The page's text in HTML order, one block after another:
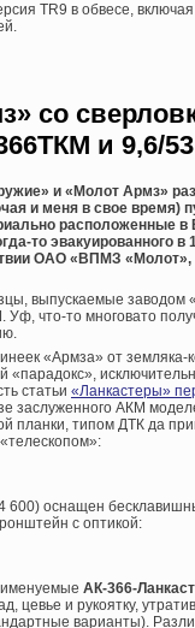
TR9 в обвесе,
со
и 9,6/53
и «Молот Армз»
и меня в свое время)
расположенные в
то эвакуированного в
ОАО «ВПМЗ
выпускаемые
что-то многовато
«Армза» от земляка-
«парадокс»,
статьи «Ланкастеры»
заслуженного АКМ
планки, типом ДТК да
600) оснащен
с оптикой:
АК-366-
цевье и рукоятку,
варианты).